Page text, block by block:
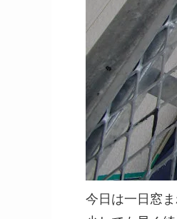
今日は一日窓